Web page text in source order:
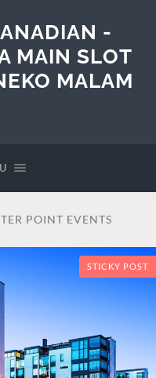
-
MAIN SLOT
MALAM
POINT EVENTS
STICKY POST